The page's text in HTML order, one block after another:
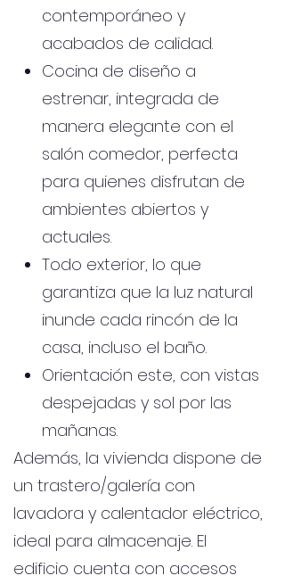
contemporáneo y
acabados de calidad.
Cocina de diseño a
estrenar, integrada de
manera elegante con el
salón comedor, perfecta
para quienes disfrutan de
ambientes abiertos y
actuales.
Todo exterior, lo que
garantiza que la luz natural
inunde cada rincón de la
casa, incluso el baño.
Orientación este, con vistas
despejadas y sol por las
mañanas.
Además, la vivienda dispone de
un trastero/galería con
lavadora y calentador eléctrico,
ideal para almacenaje. El
edificio cuenta con accesos